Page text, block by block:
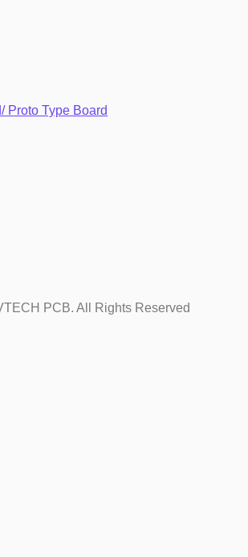
Proto Type Board
PCB. All Rights Reserved